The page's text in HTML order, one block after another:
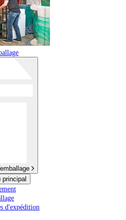
principal
d'expédition